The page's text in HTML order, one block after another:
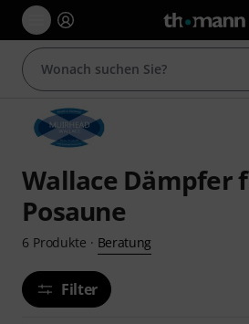
Wallace Dämpfer
Posaune
6 Produkte · Beratung
Filter